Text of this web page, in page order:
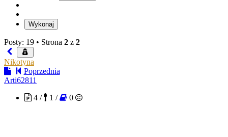
Posty: 19 • Strona 2 z 2
Nikotyna
Poprzednia
Arti62811
4 /
1 / 0